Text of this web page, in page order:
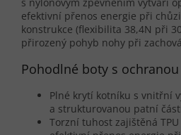
efektivní přenos energie při
konstrukce (flexibilita 38,4N při
přirozený pohyb nohy při
Pohodlné boty s
Plné krytí kotníku s vnitřní
a strukturovanou patní
Torzní tuhost zajištěná